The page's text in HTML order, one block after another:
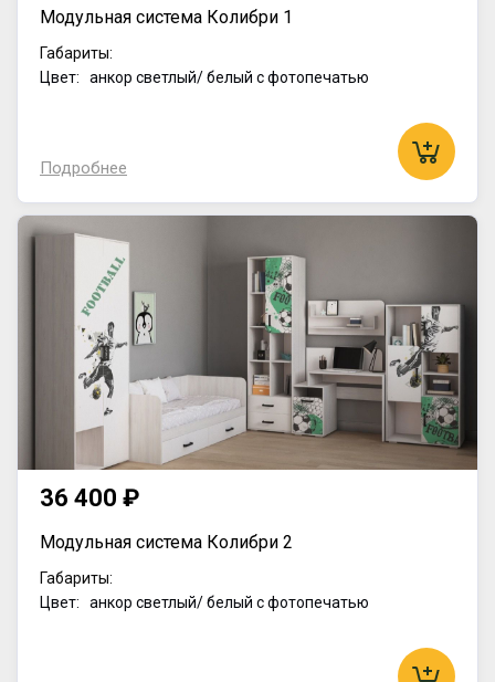
Модульная система Колибри 1
Габариты:
Цвет: анкор светлый/ белый с фотопечатью
Подробнее
36 400 ₽
Модульная система Колибри 2
Габариты:
Цвет: анкор светлый/ белый с фотопечатью